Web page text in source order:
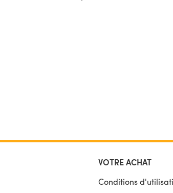
VOTRE ACHAT
Conditions